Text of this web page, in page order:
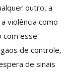
outro, a
violência como
com esse
de controle,
de sinais